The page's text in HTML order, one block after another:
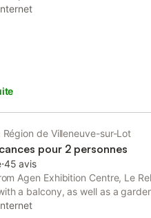
départements touristiques les
parking and a 24-hour front
Région de Villeneuve-sur-Lot
pour 2 personnes
⋅45 avis
Agen Exhibition Centre, Le
a balcony, as well as a
access to a terrace and free